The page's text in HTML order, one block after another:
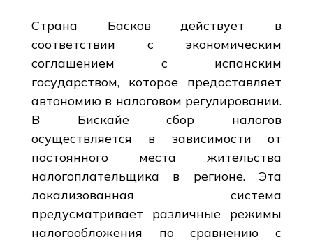
Страна Басков действует в
соответствии с экономическим
соглашением с испанским
государством, которое предоставляет
автономию в налоговом регулировании.
В Бискайе сбор налогов
осуществляется в зависимости от
постоянного места жительства
налогоплательщика в регионе. Эта
локализованная система
предусматривает различные режимы
налогообложения по сравнению с